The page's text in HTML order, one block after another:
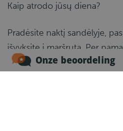
Kaip atrodo jūsų diena?
Pradėsite naktį sandėlyje,
išvyksite į maršrutą. Per
padarysite nuo 2 iki 6